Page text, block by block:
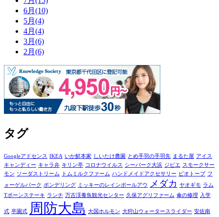
6月(10)
5月(4)
4月(4)
3月(6)
2月(6)
タグ
Googleアドセンス IKEA いか鮮本家 しいたけ農園 とめ手羽の手羽先 まるた屋 アイス
キャンディー キャラ弁 キリン亭 コロナウイルス シーパーク大浜 ジビエ スモークサー
モン ソーダストリーム トムミルクファーム ハンドメイドアクセサリー ビオトープ フ
ォーゲルパーク ポンデリング ミッキーのレインボールアウ メダカ ヤオギモ ラム
Tボーンステーキ ランチ 万古渓養魚観光センター 久保アグリファーム 傘の修理 入学
式 卒園式 周防大島 大国ホルモン 大狩山ウォータースライダー 安佐南